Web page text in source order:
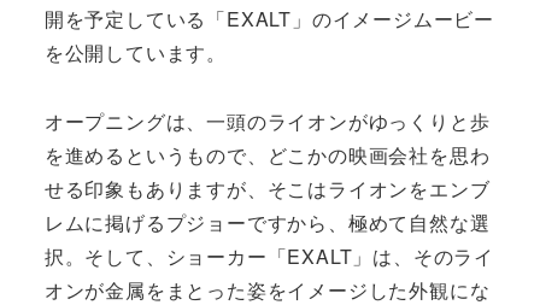
開を予定している「EXALT」のイメージムービー
を公開しています。
オープニングは、一頭のライオンがゆっくりと歩
を進めるというもので、どこかの映画会社を思わ
せる印象もありますが、そこはライオンをエンブ
レムに掲げるプジョーですから、極めて自然な選
択。そして、ショーカー「EXALT」は、そのライ
オンが金属をまとった姿をイメージした外観にな